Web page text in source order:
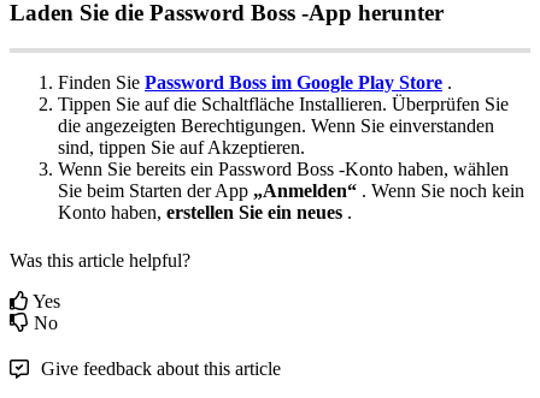
Laden Sie die Password Boss -App herunter
Finden Sie Password Boss im Google Play Store .
Tippen Sie auf die Schaltfläche Installieren. Überprüfen Sie
die angezeigten Berechtigungen. Wenn Sie einverstanden
sind, tippen Sie auf Akzeptieren.
Wenn Sie bereits ein Password Boss -Konto haben, wählen
Sie beim Starten der App „Anmelden“ . Wenn Sie noch kein
Konto haben, erstellen Sie ein neues .
Was this article helpful?
Yes
No
Give feedback about this article